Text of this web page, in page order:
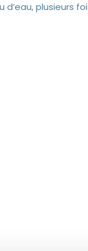
plusieurs